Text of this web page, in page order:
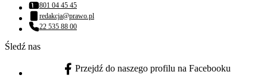
Numer telefonu:
801 04 45 45
Adres email:
redakcja@prawo.pl
Numer telefonu:
22 535 88 00
Śledź nas
facebook - otwiera się w nowej karcie
Przejdź do naszego profilu na Facebooku